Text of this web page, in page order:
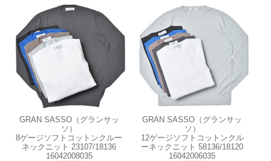
GRAN SASSO（グランサッ
ソ）
8ゲージソフトコットンクルー
ネックニット 23107/18136
16042008035
GRAN SASSO（グランサッ
ソ）
12ゲージソフトコットンクル
ーネックニット 58136/18120
16042006035